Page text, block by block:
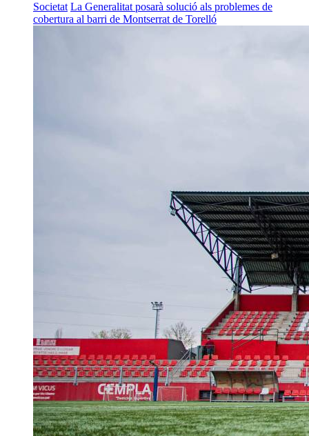
Societat La Generalitat posarà solució als problemes de
cobertura al barri de Montserrat de Torelló